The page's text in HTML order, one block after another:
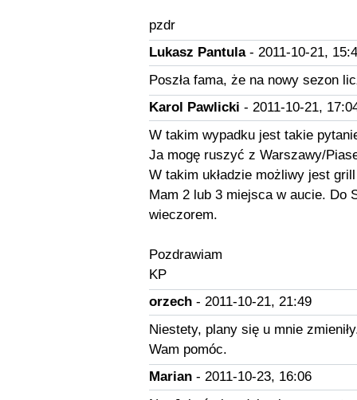
pzdr
Lukasz Pantula- 2011-10-21,
Poszła fama, że na nowy sezon
Karol Pawlicki - 2011-10-21,
W takim wypadku jest takie
Ja mogę ruszyć z Warszawy/
W takim układzie możliwy jest
Mam 2 lub 3 miejsca w aucie. Do
wieczorem.
Pozdrawiam
KP
orzech- 2011-10-21, 21:49
Niestety, plany się u mnie
Wam pomóc.
Marian- 2011-10-23, 16:06